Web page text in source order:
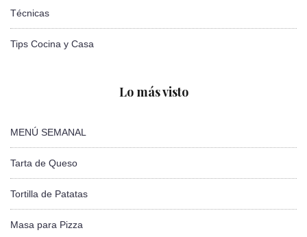
Técnicas
Tips Cocina y Casa
Lo más visto
MENÚ SEMANAL
Tarta de Queso
Tortilla de Patatas
Masa para Pizza